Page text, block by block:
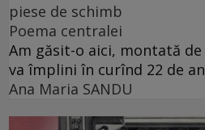
piese de schimb
Poema centralei
Am găsit-o aici, montată
va împlini în curînd 22 de
Ana Maria SANDU